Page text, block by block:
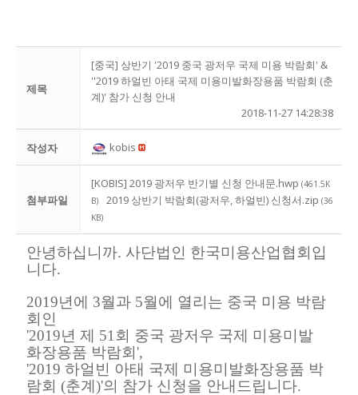
제목
[중국] 상반기 '2019 중국 광저우 국제 미용 박람회' &
''2019 하얼빈 아태 국제 미용미발화장용품 박람회 (춘
계)' 참가 신청 안내
2018-11-27 14:28:38
작성자 kobis
첨부파일
[KOBIS] 2019 광저우 반기별 신청 안내문.hwp (461.5K
B)
2019 상반기 박람회(광저우, 하얼빈) 신청서.zip (36
KB)
안녕하십니까. 사단법인 한국미용산업협회입
니다.
2019년에 3월과 5월에 열리는 중국 미용 박람
회인
'2019년 제 51회 중국 광저우 국제 미용미발
화장용품 박람회',
'2019 하얼빈 아태 국제 미용미발화장용품 박
람회 (춘계)'의 참가 신청을 안내드립니다.